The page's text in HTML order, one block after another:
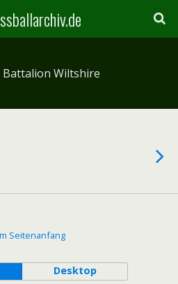
Battalion Wiltshire
Seitenanfang
Desktop